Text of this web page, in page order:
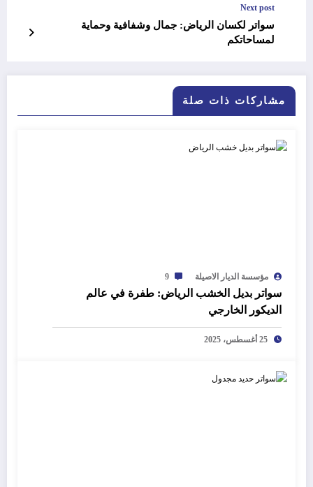
Next post
سواتر لكسان الرياض: جمال وشفافية وحماية
لمساحاتكم
مشاركات ذات صلة
مؤسسة الديار الاصيلة 9
سواتر بديل الخشب الرياض: طفرة في عالم
الديكور الخارجي
25 أغسطس، 2025